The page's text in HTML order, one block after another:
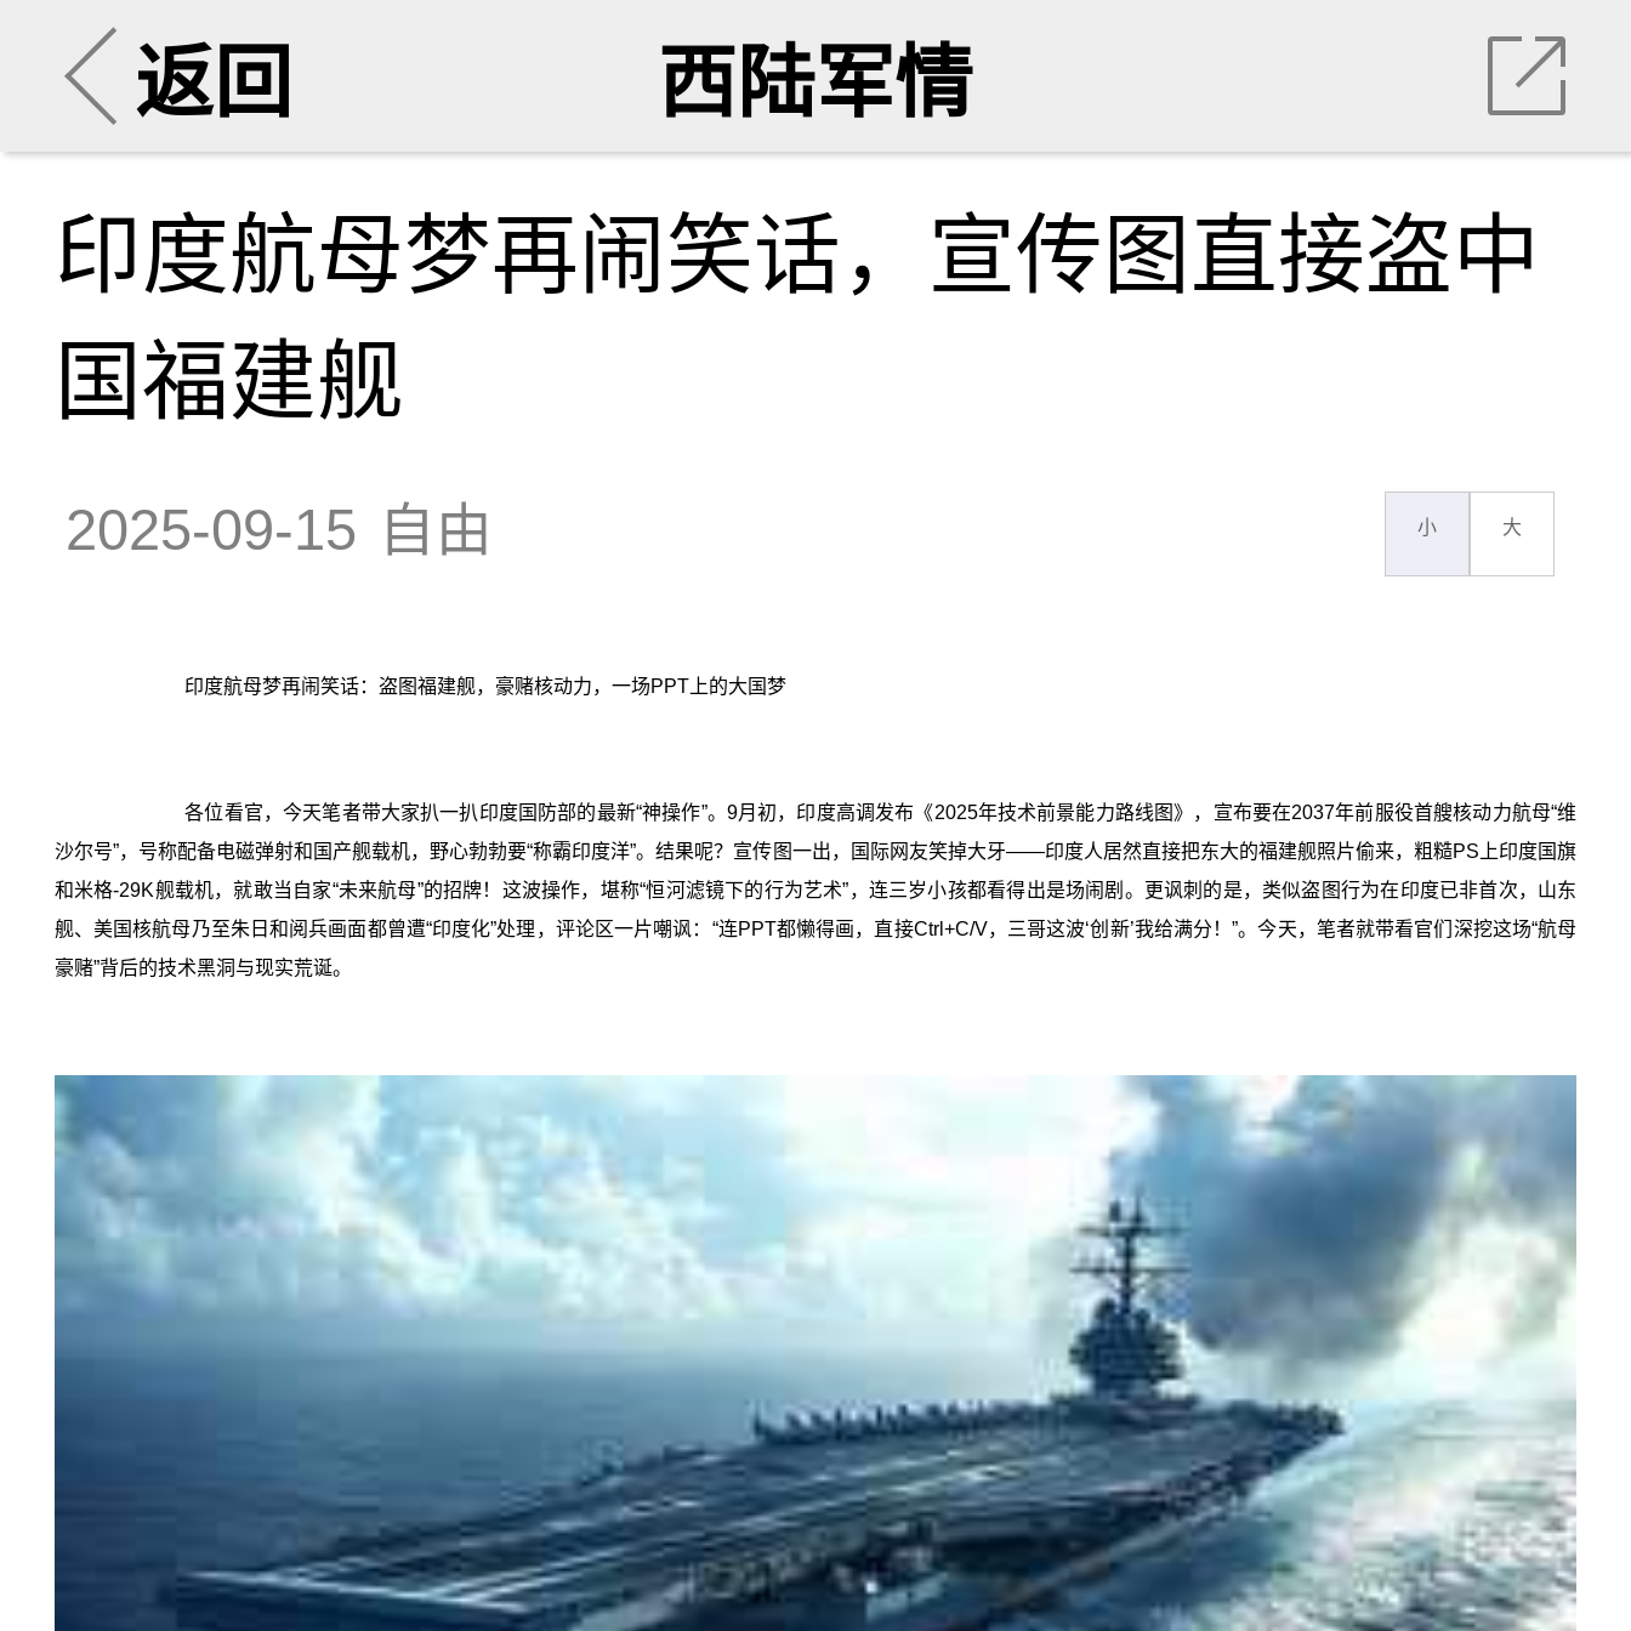
返回 西陆军情
印度航母梦再闹笑话，宣传图直接盗中
国福建舰
2025-09-15 自由 小 大
印度航母梦再闹笑话：盗图福建舰，豪赌核动力，一场PPT上的大国梦
各位看官，今天笔者带大家扒一扒印度国防部的最新“神操作”。9月初，印度高调发布《2025年技术前景能力路线图》，宣布要在2037年前服役首艘核动力航母“维
沙尔号”，号称配备电磁弹射和国产舰载机，野心勃勃要“称霸印度洋”。结果呢？宣传图一出，国际网友笑掉大牙——印度人居然直接把东大的福建舰照片偷来，粗糙PS上印度国旗
和米格-29K舰载机，就敢当自家“未来航母”的招牌！这波操作，堪称“恒河滤镜下的行为艺术”，连三岁小孩都看得出是场闹剧。更讽刺的是，类似盗图行为在印度已非首次，山东
舰、美国核航母乃至朱日和阅兵画面都曾遭“印度化”处理，评论区一片嘲讽：“连PPT都懒得画，直接Ctrl+C/V，三哥这波‘创新’我给满分！”。今天，笔者就带看官们深挖这场“航母
豪赌”背后的技术黑洞与现实荒诞。